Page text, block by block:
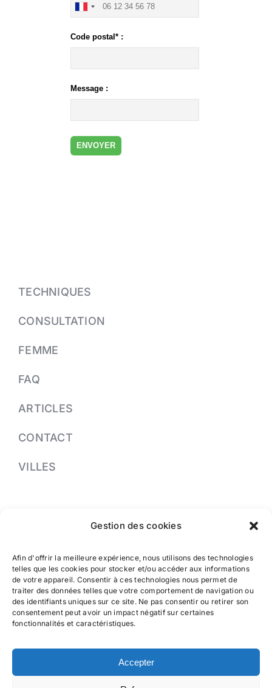
Gestion des cookies
Afin d'offrir la meilleure expérience, nous utilisons des technologies
telles que les cookies pour stocker et/ou accéder aux informations
de votre appareil. Consentir à ces technologies nous permet de
traiter des données telles que votre comportement de navigation ou
des identifiants uniques sur ce site. Ne pas consentir ou retirer son
consentement peut avoir un impact négatif sur certaines
fonctionnalités et caractéristiques.
Accepter
TECHNIQUES
CONSULTATION
FEMME
FAQ
ARTICLES
CONTACT
VILLES
Greffe de cheveux à Nice
Greffe de cheveux à Cannes
Greffe de cheveux à Marseille